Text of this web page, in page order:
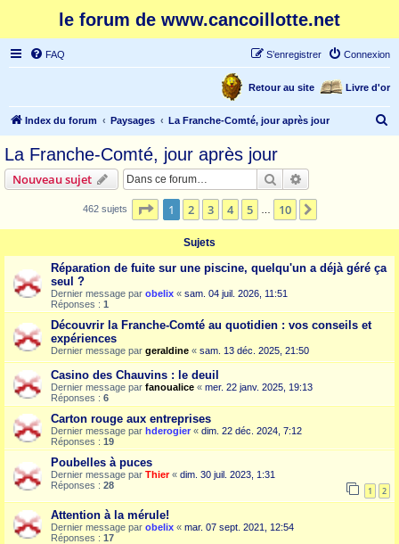
le forum de www.cancoillotte.net
FAQ Connexion
S’enregistrer
Livre d'or
Retour au site
Index du forum Paysages La Franche-Comté, jour après jour
r
La Franche-Comté, jour après jour
Nouveau sujet Rechercher
462 sujets Page 1sur10
1 2 3 4 5 10
Sujets
Réparation de fuite sur une piscine, quelqu'un a déjà géré ça
seul ?
Dernier message par obelix « sam. 04 juil. 2026, 11:51
Réponses : 1
Découvrir la Franche-Comté au quotidien : vos conseils et
expériences
Dernier message par geraldine « sam. 13 déc. 2025, 21:50
Casino des Chauvins : le deuil
Dernier message par fanoualice « mer. 22 janv. 2025, 19:13
Réponses : 6
Carton rouge aux entreprises
Dernier message par hderogier « dim. 22 déc. 2024, 7:12
Réponses : 19
Poubelles à puces
Dernier message par Thier« dim. 30 juil. 2023, 1:31
Réponses : 28 1 2
Attention à la mérule!
Dernier message par obelix « mar. 07 sept. 2021, 12:54
Réponses : 17